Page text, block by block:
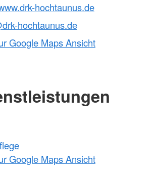
hochtaunus.de
hochtaunus.de
Google Maps Ansicht
Google Maps Ansicht